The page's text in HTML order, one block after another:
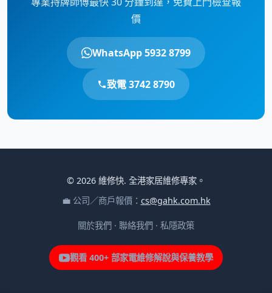
價
WhatsApp 5932 8799
致電 3742 8790
© 2026 維修快. 全港家居維修專家。
💼 公司／商戶報價： cs@gahk.com.hk
關於我們 · 聯絡我們 · 私隱政策
觀看 400+ 部家電維修解說與保養教學